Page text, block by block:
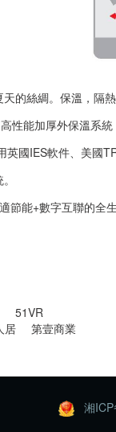
的絲綢。保溫，隔
能加厚外保溫系
國IES軟件、美國
節能+數字互聯的全
51VR
居 第壹商業
湘